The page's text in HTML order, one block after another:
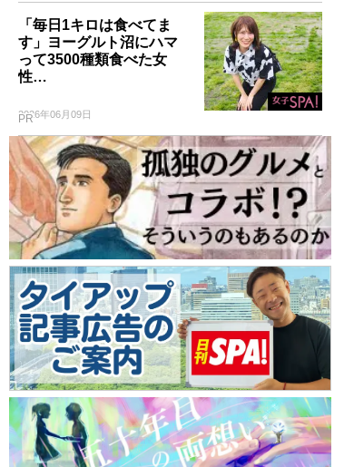
「毎日1キロは食べてま
す」ヨーグルト沼にハマ
って3500種類食べた女
性…
2026年06月09日
PR